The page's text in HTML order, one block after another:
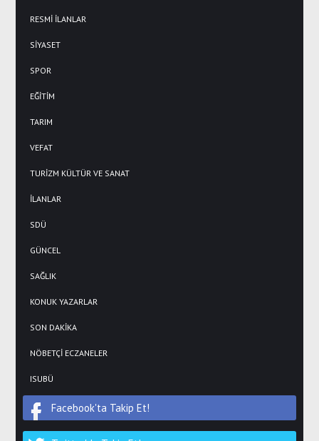
RESMİ İLANLAR
SİYASET
SPOR
EĞİTİM
TARIM
VEFAT
TURİZM KÜLTÜR VE SANAT
İLANLAR
SDÜ
GÜNCEL
SAĞLIK
KONUK YAZARLAR
SON DAKİKA
NÖBETÇİ ECZANELER
ISUBÜ
Facebook'ta Takip Et!